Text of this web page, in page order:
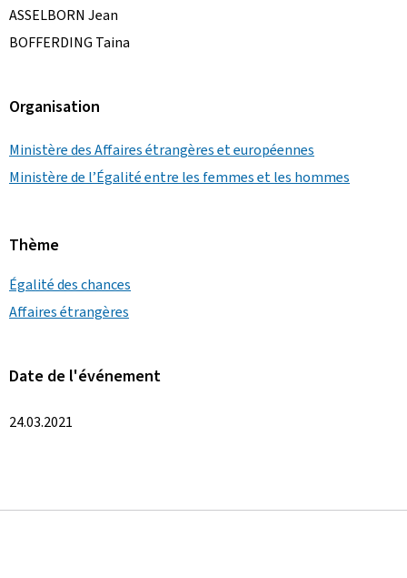
ASSELBORN Jean
BOFFERDING Taina
Organisation
Ministère des Affaires étrangères et européennes
Ministère de l’Égalité entre les femmes et les hommes
Thème
Égalité des chances
Affaires étrangères
Date de l'événement
24.03.2021